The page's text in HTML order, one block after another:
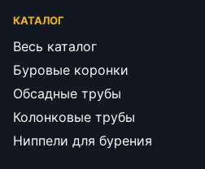
КАТАЛОГ
Весь каталог
Буровые коронки
Обсадные трубы
Колонковые трубы
Ниппели для бурения